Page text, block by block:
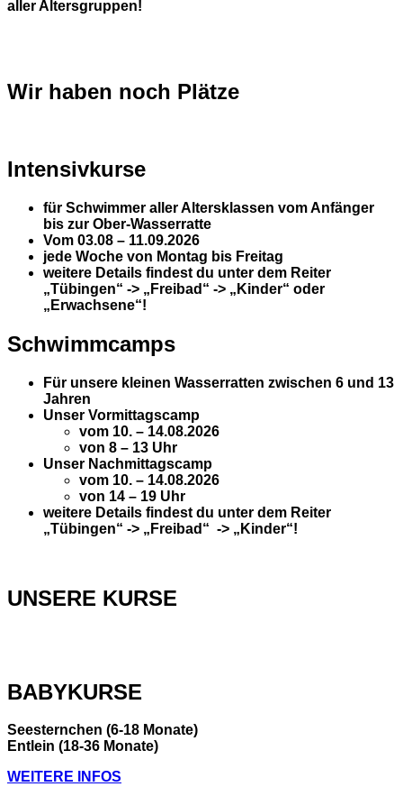
aller Altersgruppen!
Wir haben noch Plätze
Intensivkurse
für Schwimmer aller Altersklassen vom Anfänger
bis zur Ober-Wasserratte
Vom 03.08 – 11.09.2026
jede Woche von Montag bis Freitag
weitere Details findest du unter dem Reiter
„Tübingen“ -> „Freibad“ -> „Kinder“ oder
„Erwachsene“!
Schwimmcamps
Für unsere kleinen Wasserratten zwischen 6 und 13
Jahren
Unser Vormittagscamp
vom 10. – 14.08.2026
von 8 – 13 Uhr
Unser Nachmittagscamp
vom 10. – 14.08.2026
von 14 – 19 Uhr
weitere Details findest du unter dem Reiter
„Tübingen“ -> „Freibad“ -> „Kinder“!
UNSERE KURSE
BABYKURSE
Seesternchen (6-18 Monate)
Entlein (18-36 Monate)
WEITERE INFOS